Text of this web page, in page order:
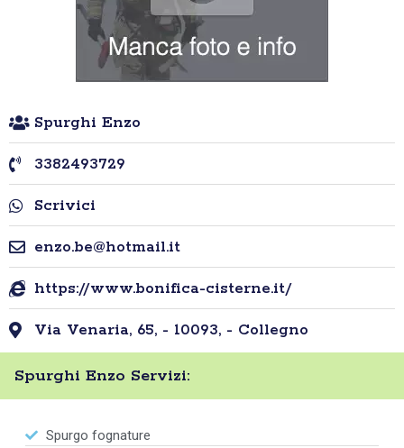
Spurghi Enzo
3382493729
Scrivici
enzo.be@hotmail.it
https://www.bonifica-cisterne.it/
Via Venaria, 65, - 10093, - Collegno
Spurghi Enzo Servizi:
Spurgo fognature